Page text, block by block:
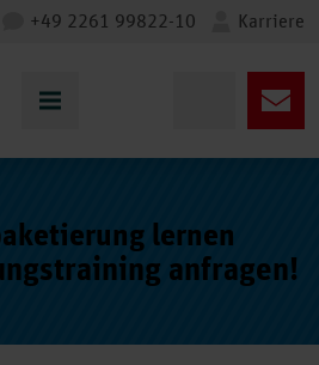
+49 2261 99822-10 Karriere
lernen
anfragen!